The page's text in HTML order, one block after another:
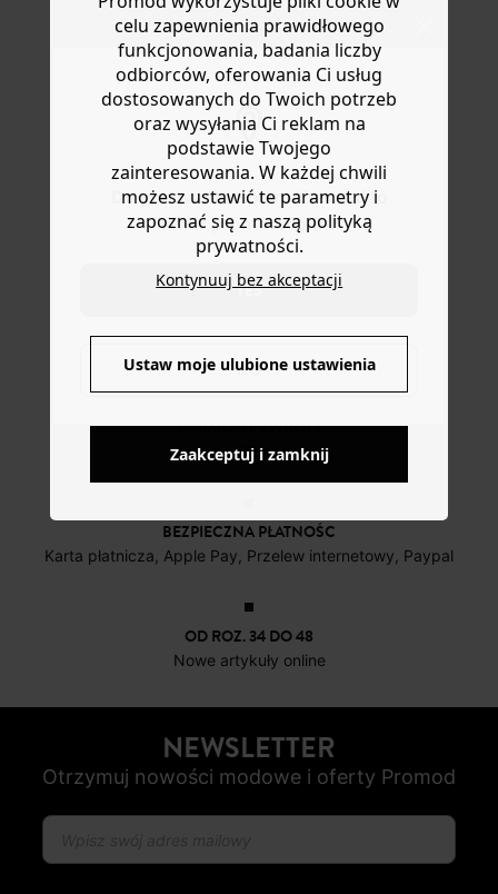
Do you want to be redirected to
www.promod.com ?
YES
NO
i od daty otrzymania produktów na ich zwrot
DARMOWE ZWROTY
do 30 dni
BEZPIECZNA PŁATNOŚC
Karta płatnicza, Apple Pay, Przelew internetowy, Paypal
OD ROZ. 34 DO 48
Nowe artykuły online
NEWSLETTER
Otrzymuj nowości modowe i oferty Promod
celu zapewnienia prawidłowego
funkcjonowania, badania liczby
odbiorców, oferowania Ci usług
dostosowanych do Twoich potrzeb
oraz wysyłania Ci reklam na
podstawie Twojego
zainteresowania. W każdej chwili
możesz ustawić te parametry i
zapoznać się z naszą polityką
prywatności.
Kontynuuj bez akceptacji
Ustaw moje ulubione ustawienia
Zaakceptuj i zamknij